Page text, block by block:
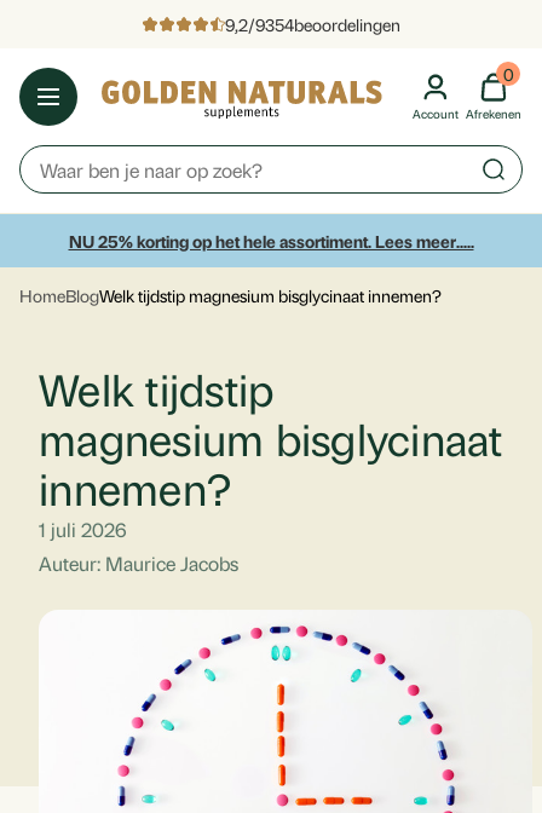
9,2/9354beoordelingen
Account
0
Afrekenen
NU 25% korting op het hele assortiment. Lees meer.....
HomeBlogWelk tijdstip magnesium bisglycinaat innemen?
Welk tijdstip
magnesium bisglycinaat
innemen?
1 juli 2026
Auteur: Maurice Jacobs